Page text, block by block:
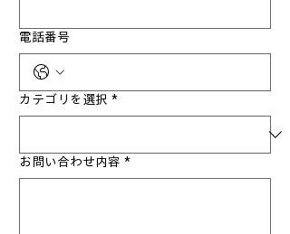
電話番号
カテゴリを選択 *
お問い合わせ内容 *